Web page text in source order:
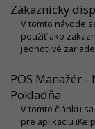
Zákaznícky
V tomto návode
použiť ako
jednotlivé
POS Manažér
Pokladňa
V tomto článku
pre aplikáciu